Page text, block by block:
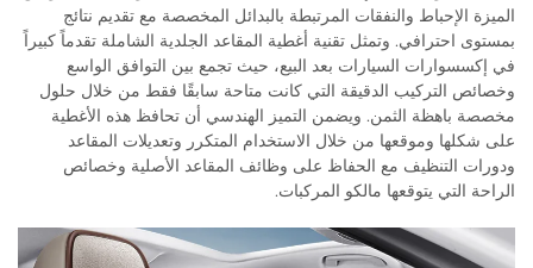
الميزة الإحباط والنفقات المرتبطة بالبدائل المخصصة مع تقديم نتائج
بمستوى احترافي. وتمثل تقنية أغطية المقاعد الجلدية الشاملة تقدماً كبيراً
في إكسسوارات السيارات بعد البيع، حيث تجمع بين التوافق الواسع
وخصائص التركيب الدقيقة التي كانت متاحة سابقًا فقط من خلال حلول
مخصصة باهظة الثمن. ويضمن التميز الهندسي أن تحافظ هذه الأغطية
على شكلها وموقعها من خلال الاستخدام المتكرر وتعديلات المقاعد
ودورات التنظيف مع الحفاظ على وظائف المقاعد الأصلية وخصائص
الراحة التي يتوقعها مالكو المركبات.